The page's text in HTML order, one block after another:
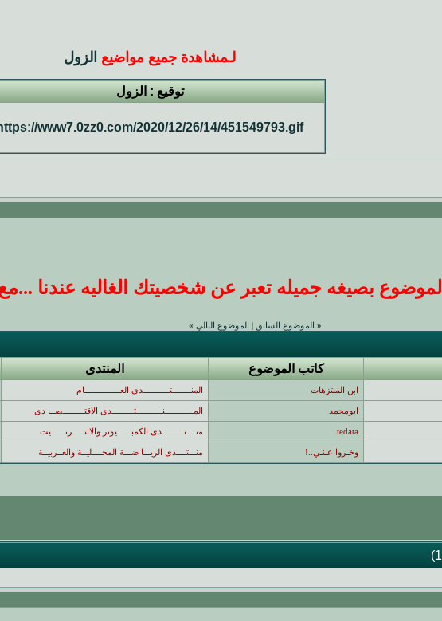
لـمشاهدة جميع مواضيع الزول
توقيع : الزول
www7.0zz0.com/2020/12/26/14/451549793.gif
بصيغه جميله تعبر عن شخصيتك الغاليه عندنا ...مع
« الموضوع السابق الموضوع التالي »
كاتب الموضوع المنتدى
ابن المنتزهات المنــــــــتـــــــــــدى العـــــــــــــــام
ابومحمد المــــــــــــنـــــــــــتـــــــــدى الاقتـــــــــصــا دى
tedata منــــتـــــــــدى الكمبــــــيوتر والانتـــــرنــــــيت
وخـروا عـنـي..! منـــتــــدى الريـــا ضـــة المحــــليــة والعــربيــة